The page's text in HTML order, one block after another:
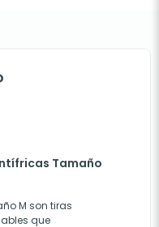
Tamaño
M son tiras
que